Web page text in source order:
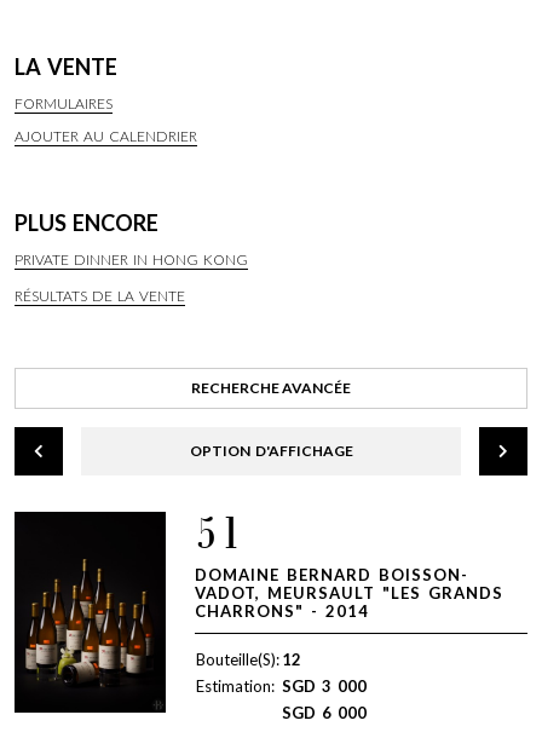
LA VENTE
FORMULAIRES
AJOUTER AU CALENDRIER
PLUS ENCORE
PRIVATE DINNER IN HONG KONG
RÉSULTATS DE LA VENTE
RECHERCHE AVANCÉE
OPTION D'AFFICHAGE
51
DOMAINE BERNARD BOISSON-
VADOT, MEURSAULT "LES GRANDS
CHARRONS" - 2014
Bouteille(S):12
Estimation: SGD 3 000
SGD 6 000